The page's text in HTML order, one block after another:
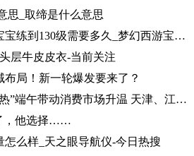
思_取缔是什么意思
今日最新！梦幻西游宝宝练到130级需要多久_梦幻西游宝宝练级地点
层牛皮皮衣-当前关注
局！新一轮爆发要来了？
今日热文：五年来“最热”端午带动消费市场升温 天津、江苏、重庆等5省销售额超过2019年
，他选择……
么样_天之眼导航仪-今日热搜